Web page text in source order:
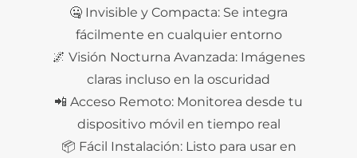
🤐 Invisible y Compacta: Se integra
fácilmente en cualquier entorno
🌌 Visión Nocturna Avanzada: Imágenes
claras incluso en la oscuridad
📲 Acceso Remoto: Monitorea desde tu
dispositivo móvil en tiempo real
📦 Fácil Instalación: Listo para usar en